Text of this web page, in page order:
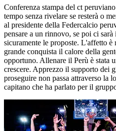
Conferenza stampa del ct
tempo senza rivelare se resterà o
al presidente della Federcalcio
pensare a un rinnovo, se poi ci sarà
sicuramente le proposte. L'affetto è
grande conquista il calore della
opportuno. Allenare il Perù è stata
crescere. Apprezzo il supporto dei
proseguire non passa attraverso la
capitano che ha parlato per il